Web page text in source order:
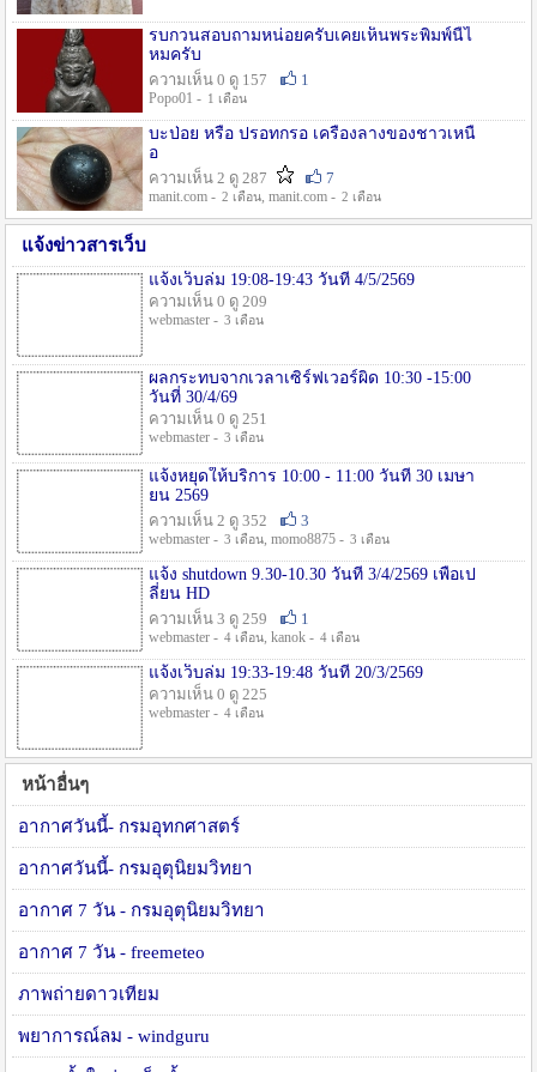
รบกวนสอบถามหน่อยครับเคยเห็นพระพิมพ์นี้ไ
หมครับ
ความเห็น 0 ดู 157
1
Popo01 - 1 เดือน
บะป่อย หรือ ปรอทกรอ เครื่องลางของชาวเหนื
อ
ความเห็น 2 ดู 287
7
manit.com - 2 เดือน, manit.com - 2 เดือน
แจ้งข่าวสารเว็บ
แจ้งเว็บล่ม 19:08-19:43 วันที่ 4/5/2569
ความเห็น 0 ดู 209
webmaster - 3 เดือน
ผลกระทบจากเวลาเซิร์ฟเวอร์ผิด 10:30 -15:00
วันที่ 30/4/69
ความเห็น 0 ดู 251
webmaster - 3 เดือน
แจ้งหยุดให้บริการ 10:00 - 11:00 วันที่ 30 เมษา
ยน 2569
ความเห็น 2 ดู 352
3
webmaster - 3 เดือน, momo8875 - 3 เดือน
แจ้ง shutdown 9.30-10.30 วันที่ 3/4/2569 เพื่อเป
ลี่ยน HD
ความเห็น 3 ดู 259
1
webmaster - 4 เดือน, kanok - 4 เดือน
แจ้งเว็บล่ม 19:33-19:48 วันที่ 20/3/2569
ความเห็น 0 ดู 225
webmaster - 4 เดือน
หน้าอื่นๆ
อากาศวันนี้- กรมอุทกศาสตร์
อากาศวันนี้- กรมอุตุนิยมวิทยา
อากาศ 7 วัน - กรมอุตุนิยมวิทยา
อากาศ 7 วัน - freemeteo
ภาพถ่ายดาวเทียม
พยาการณ์ลม - windguru